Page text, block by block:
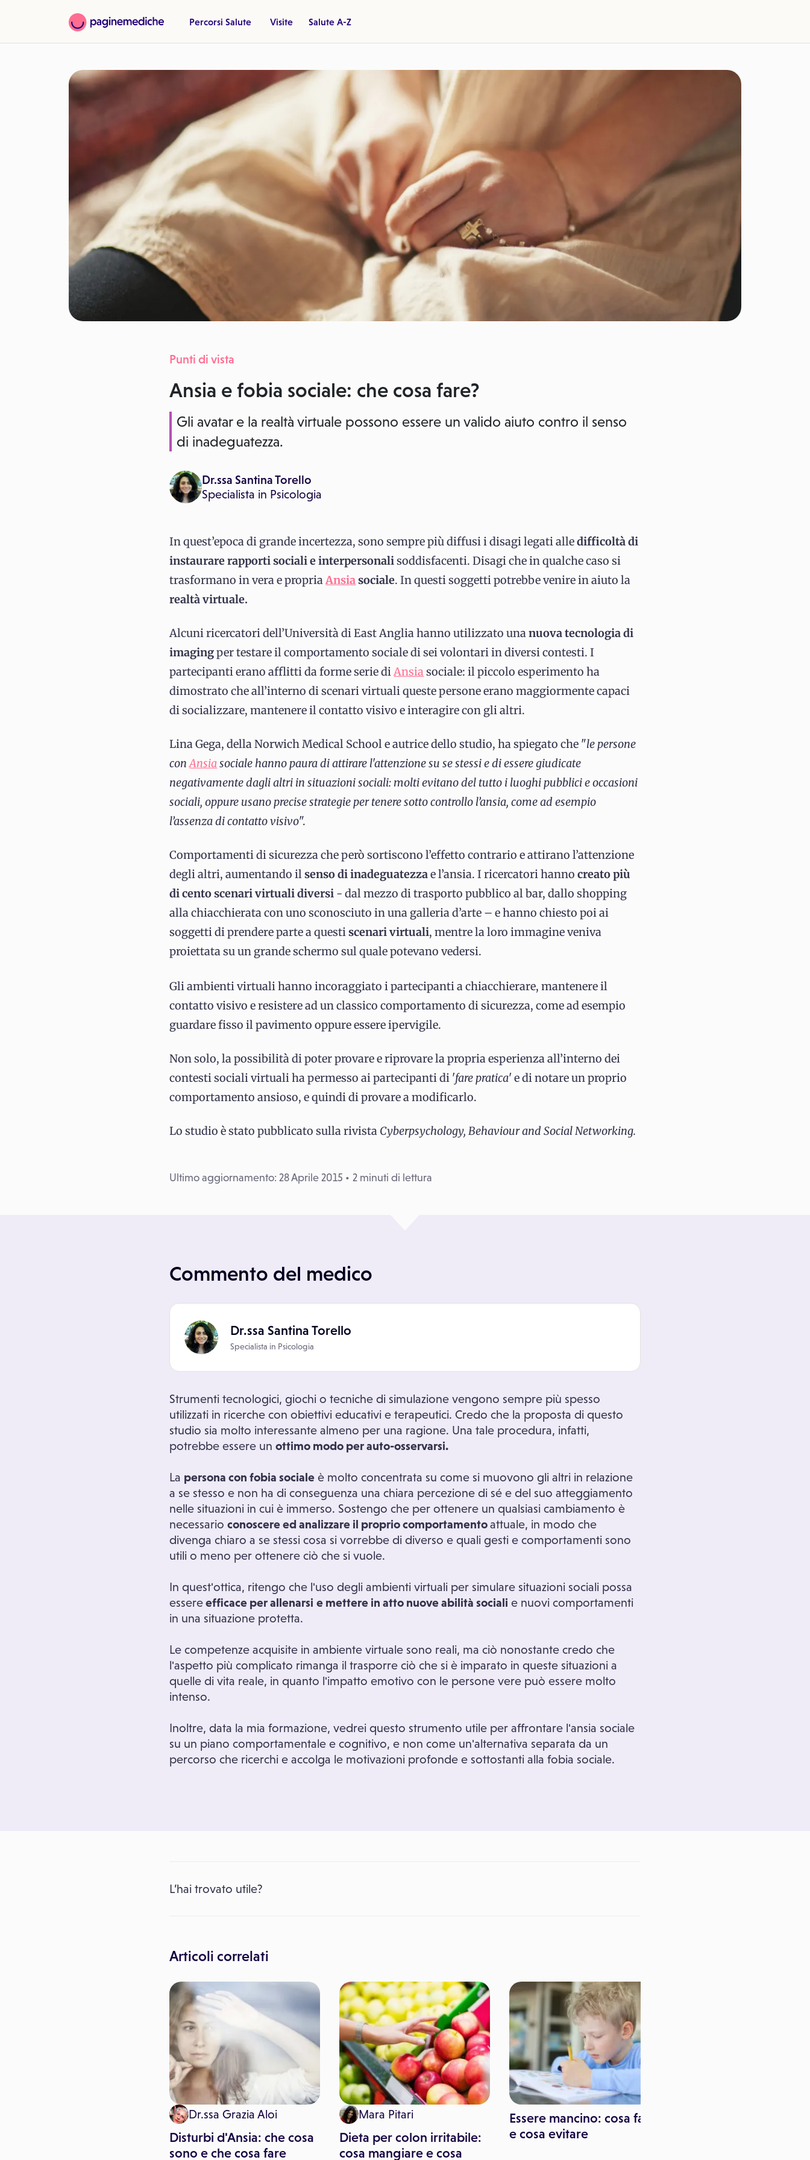
Percorsi Salute Visite Salute A-Z
Punti di vista
Ansia e fobia sociale: che cosa fare?
Gli avatar e la realtà virtuale possono essere un valido aiuto contro il senso
di inadeguatezza.
Dr.ssa Santina Torello
Specialista in Psicologia
In quest’epoca di grande incertezza, sono sempre più diffusi i disagi legati alledifficoltà di
instaurare rapporti sociali e interpersonalisoddisfacenti. Disagi che in qualche caso si
trasformano in vera e propriaAnsiasociale. In questi soggetti potrebbe venire in aiuto la
realtà virtuale.
Alcuni ricercatori dell’Università di East Anglia hanno utilizzato unanuova tecnologia di
imagingper testare il comportamento sociale di sei volontari in diversi contesti. I
partecipanti erano afflitti da forme serie diAnsiasociale: il piccolo esperimento ha
dimostrato che all’interno di scenari virtuali queste persone erano maggiormente capaci
di socializzare, mantenere il contatto visivo e interagire con gli altri.
Lina Gega, della Norwich Medical School e autrice dello studio, ha spiegato che "le persone
conAnsiasociale hanno paura di attirare l'attenzione su se stessi e di essere giudicate
negativamente dagli altri in situazioni sociali: molti evitano del tutto i luoghi pubblici e occasioni
sociali, oppure usano precise strategie per tenere sotto controllo l’ansia, come ad esempio
l’assenza di contatto visivo".
Comportamenti di sicurezza che però sortiscono l’effetto contrario e attirano l’attenzione
degli altri, aumentando ilsenso di inadeguatezzae l’ansia. I ricercatori hannocreato più
di cento scenari virtuali diversi - dal mezzo di trasporto pubblico al bar, dallo shopping
alla chiacchierata con uno sconosciuto in una galleria d’arte – e hanno chiesto poi ai
soggetti di prendere parte a questiscenari virtuali, mentre la loro immagine veniva
proiettata su un grande schermo sul quale potevano vedersi.
Gli ambienti virtuali hanno incoraggiato i partecipanti a chiacchierare, mantenere il
contatto visivo e resistere ad un classico comportamento di sicurezza, come ad esempio
guardare fisso il pavimento oppure essere ipervigile.
Non solo, la possibilità di poter provare e riprovare la propria esperienza all’interno dei
contesti sociali virtuali ha permesso ai partecipanti di 'fare pratica' e di notare un proprio
comportamento ansioso, e quindi di provare a modificarlo.
Lo studio è stato pubblicato sulla rivista Cyberpsychology, Behaviour and Social Networking.
Ultimo aggiornamento: 28 Aprile 2015 2 minuti di lettura
Commento del medico
Dr.ssa Santina Torello
Specialista in Psicologia
Strumenti tecnologici, giochi o tecniche di simulazione vengono sempre più spesso
utilizzati in ricerche con obiettivi educativi e terapeutici. Credo che la proposta di questo
studio sia molto interessante almeno per una ragione. Una tale procedura, infatti,
potrebbe essere unottimo modo per auto-osservarsi.
La persona con fobia sociale è molto concentrata su come si muovono gli altri in relazione
a se stesso e non ha di conseguenza una chiara percezione di sé e del suo atteggiamento
nelle situazioni in cui è immerso. Sostengo che per ottenere un qualsiasi cambiamento è
necessarioconoscere ed analizzare il proprio comportamentoattuale, in modo che
divenga chiaro a se stessi cosa si vorrebbe di diverso e quali gesti e comportamenti sono
utili o meno per ottenere ciò che si vuole.
In quest'ottica, ritengo che l'uso degli ambienti virtuali per simulare situazioni sociali possa
essereefficace per allenarsi e mettere in atto nuove abilità sociali e nuovi comportamenti
in una situazione protetta.
Le competenze acquisite in ambiente virtuale sono reali, ma ciò nonostante credo che
l'aspetto più complicato rimanga il trasporre ciò che si è imparato in queste situazioni a
quelle di vita reale, in quanto l'impatto emotivo con le persone vere può essere molto
intenso.
Inoltre, data la mia formazione, vedrei questo strumento utile per affrontare l'ansia sociale
su un piano comportamentale e cognitivo, e non come un'alternativa separata da un
percorso che ricerchi e accolga le motivazioni profonde e sottostanti alla fobia sociale.
L’hai trovato utile?
Articoli correlati
Dr.ssa Grazia Aloi
Disturbi d'Ansia: che cosa
sono e che cosa fare
Mara Pitari
Dieta per colon irritabile:
cosa mangiare e cosa
Essere mancino: cosa fare
e cosa evitare